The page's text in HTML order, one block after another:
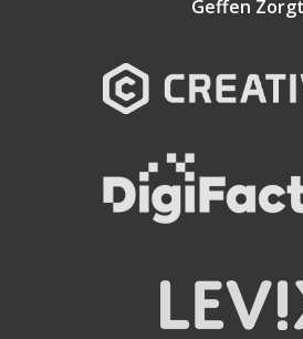
Geffen Zorgt